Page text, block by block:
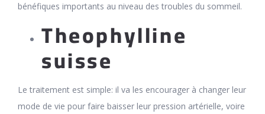
bénéfiques importants au niveau des troubles du sommeil.
Theophylline
suisse
Le traitement est simple: il va les encourager à changer leur
mode de vie pour faire baisser leur pression artérielle, voire